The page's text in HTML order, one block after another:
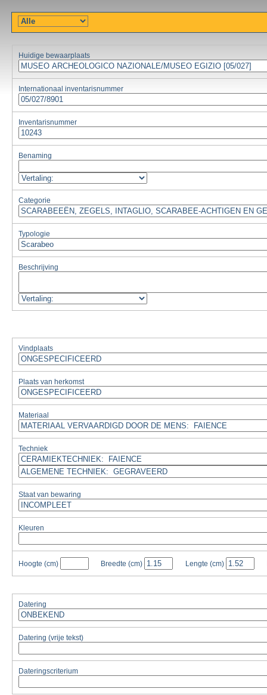
Huidige bewaarplaats
Internationaal inventarisnummer
Inventarisnummer
Benaming
Categorie
Typologie
Beschrijving
Vindplaats
Plaats van herkomst
Materiaal
Techniek
Staat van bewaring
Kleuren
Hoogte (cm) Breedte (cm) Lengte (cm)
Datering
Datering (vrije tekst)
Dateringscriterium